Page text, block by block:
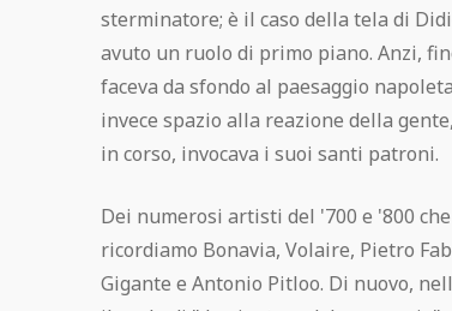
sterminatore; è il caso della tela di
avuto un ruolo di primo piano. Anzi,
faceva da sfondo al paesaggio
invece spazio alla reazione della
in corso, invocava i suoi santi patroni.
Dei numerosi artisti del '700 e '800
ricordiamo Bonavia, Volaire, Pietro
Gigante e Antonio Pitloo. Di nuovo,